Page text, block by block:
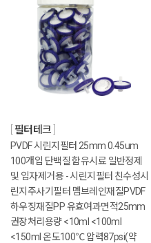
필터테크
PVDF 시린지필터 25mm 0.45um
100개입 단백질 함유시료 일반정제
및 입자제거용 - 시린지필터 친수성시
린지주사기필터 멤브레인재질PVDF
하우징재질PP 유효여과면적25mm
권장처리용량 <10ml <100ml
<150ml 온도100℃ 압력87psi(약